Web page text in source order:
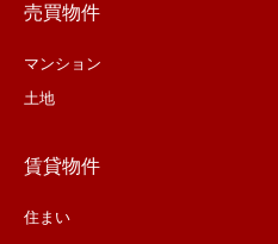
売買物件
マンション
土地
賃貸物件
住まい